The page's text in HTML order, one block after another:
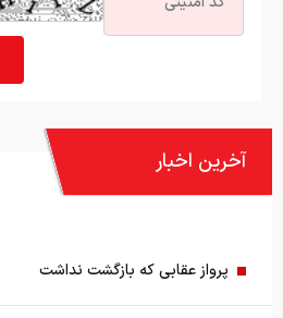
آخرین اخبار
پرواز عقابی که بازگشت نداشت